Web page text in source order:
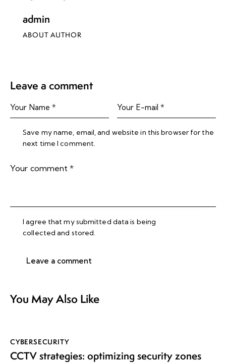
admin
ABOUT AUTHOR
Leave a comment
Save my name, email, and website in this browser for the
next time I comment.
I agree that my submitted data is being
collected and stored.
You May Also Like
CYBERSECURITY
CCTV strategies: optimizing security zones